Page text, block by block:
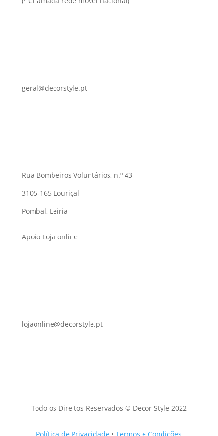
geral@decorstyle.pt
Rua Bombeiros Voluntários, n.º 43
3105-165 Louriçal
Pombal, Leiria
Apoio Loja online
lojaonline@decorstyle.pt
Todo os Direitos Reservados © Decor Style 2022
Política de Privacidade •Termos e Condições